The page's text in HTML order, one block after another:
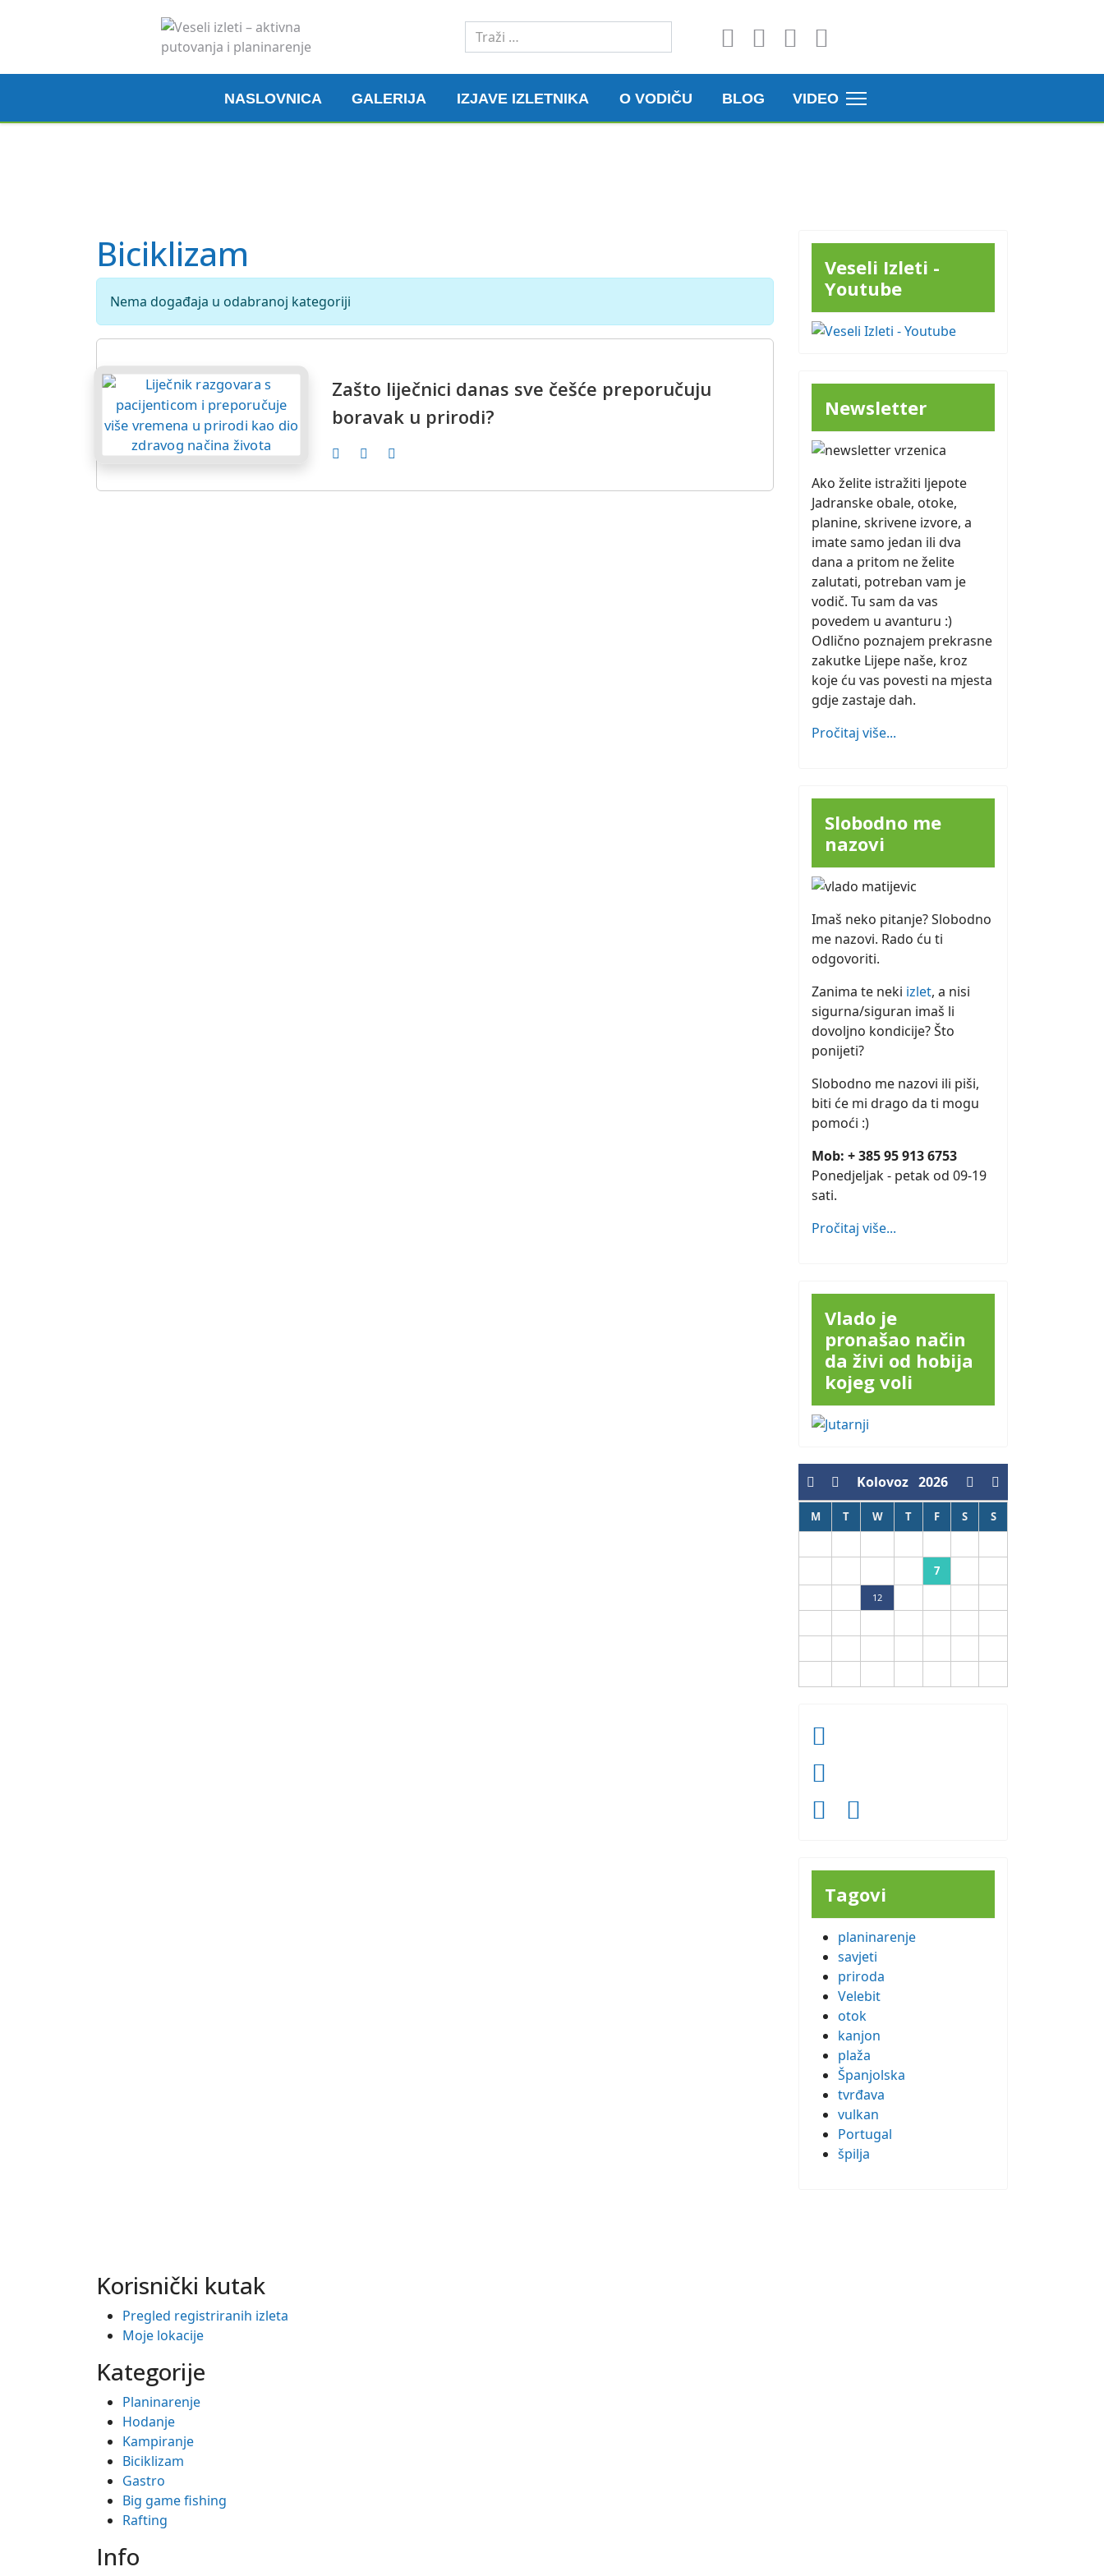
Traži
NASLOVNICA GALERIJA IZJAVE IZLETNIKA O VODIČU BLOG VIDEO
Biciklizam
Nema događaja u odabranoj kategoriji
Zašto liječnici danas sve češće preporučuju
boravak u prirodi?
Veseli Izleti -
Youtube
Newsletter
Ako želite istražiti ljepote
Jadranske obale, otoke,
planine, skrivene izvore, a
imate samo jedan ili dva
dana a pritom ne želite
zalutati, potreban vam je
vodič. Tu sam da vas
povedem u avanturu :)
Odlično poznajem prekrasne
zakutke Lijepe naše, kroz
koje ću vas povesti na mjesta
gdje zastaje dah.
Pročitaj više...
Slobodno me
nazovi
Imaš neko pitanje? Slobodno
me nazovi. Rado ću ti
odgovoriti.
Zanima te neki izlet, a nisi
sigurna/siguran imaš li
dovoljno kondicije? Što
ponijeti?
Slobodno me nazovi ili piši,
biti će mi drago da ti mogu
pomoći :)
Mob: + 385 95 913 6753
Ponedjeljak - petak od 09-19
sati.
Pročitaj više...
Vlado je
pronašao način
da živi od hobija
kojeg voli
Kolovoz 2026
M T W T F S S
7
12
Tagovi
planinarenje
savjeti
priroda
Velebit
otok
kanjon
plaža
Španjolska
tvrđava
vulkan
Portugal
špilja
Korisnički kutak
Pregled registriranih izleta
Moje lokacije
Kategorije
Planinarenje
Hodanje
Kampiranje
Biciklizam
Gastro
Big game fishing
Rafting
Info